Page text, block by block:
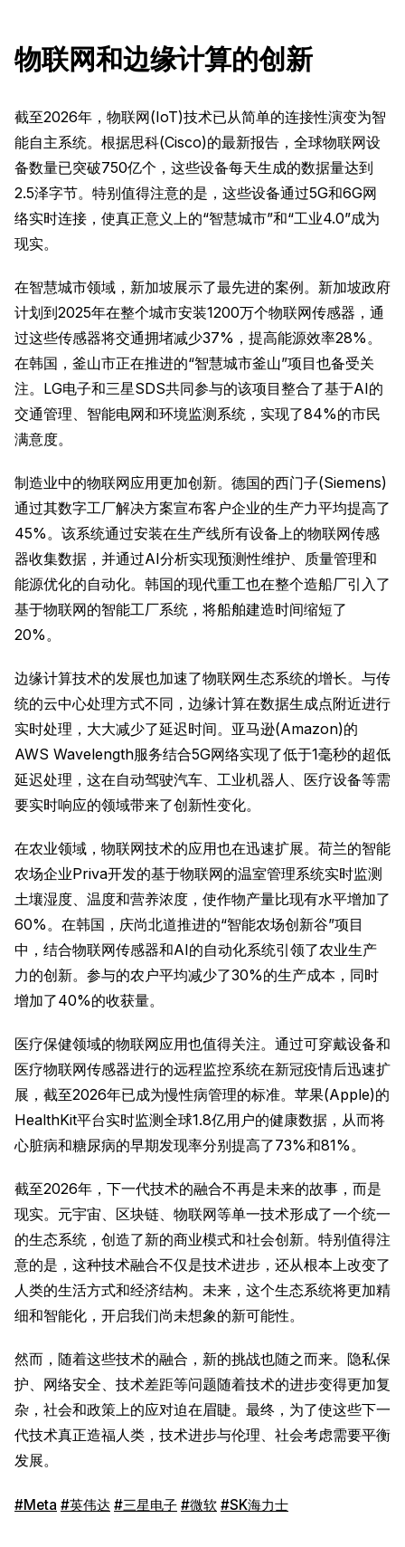
物联网和边缘计算的创新
截至2026年，物联网(IoT)技术已从简单的连接性演变为智
能自主系统。根据思科(Cisco)的最新报告，全球物联网设
备数量已突破750亿个，这些设备每天生成的数据量达到
2.5泽字节。特别值得注意的是，这些设备通过5G和6G网
络实时连接，使真正意义上的“智慧城市”和“工业4.0”成为
现实。
在智慧城市领域，新加坡展示了最先进的案例。新加坡政府
计划到2025年在整个城市安装1200万个物联网传感器，通
过这些传感器将交通拥堵减少37%，提高能源效率28%。
在韩国，釜山市正在推进的“智慧城市釜山”项目也备受关
注。LG电子和三星SDS共同参与的该项目整合了基于AI的
交通管理、智能电网和环境监测系统，实现了84%的市民
满意度。
制造业中的物联网应用更加创新。德国的西门子(Siemens)
通过其数字工厂解决方案宣布客户企业的生产力平均提高了
45%。该系统通过安装在生产线所有设备上的物联网传感
器收集数据，并通过AI分析实现预测性维护、质量管理和
能源优化的自动化。韩国的现代重工也在整个造船厂引入了
基于物联网的智能工厂系统，将船舶建造时间缩短了
20%。
边缘计算技术的发展也加速了物联网生态系统的增长。与传
统的云中心处理方式不同，边缘计算在数据生成点附近进行
实时处理，大大减少了延迟时间。亚马逊(Amazon)的
AWS Wavelength服务结合5G网络实现了低于1毫秒的超低
延迟处理，这在自动驾驶汽车、工业机器人、医疗设备等需
要实时响应的领域带来了创新性变化。
在农业领域，物联网技术的应用也在迅速扩展。荷兰的智能
农场企业Priva开发的基于物联网的温室管理系统实时监测
土壤湿度、温度和营养浓度，使作物产量比现有水平增加了
60%。在韩国，庆尚北道推进的“智能农场创新谷”项目
中，结合物联网传感器和AI的自动化系统引领了农业生产
力的创新。参与的农户平均减少了30%的生产成本，同时
增加了40%的收获量。
医疗保健领域的物联网应用也值得关注。通过可穿戴设备和
医疗物联网传感器进行的远程监控系统在新冠疫情后迅速扩
展，截至2026年已成为慢性病管理的标准。苹果(Apple)的
HealthKit平台实时监测全球1.8亿用户的健康数据，从而将
心脏病和糖尿病的早期发现率分别提高了73%和81%。
截至2026年，下一代技术的融合不再是未来的故事，而是
现实。元宇宙、区块链、物联网等单一技术形成了一个统一
的生态系统，创造了新的商业模式和社会创新。特别值得注
意的是，这种技术融合不仅是技术进步，还从根本上改变了
人类的生活方式和经济结构。未来，这个生态系统将更加精
细和智能化，开启我们尚未想象的新可能性。
然而，随着这些技术的融合，新的挑战也随之而来。隐私保
护、网络安全、技术差距等问题随着技术的进步变得更加复
杂，社会和政策上的应对迫在眉睫。最终，为了使这些下一
代技术真正造福人类，技术进步与伦理、社会考虑需要平衡
发展。
#Meta #英伟达 #三星电子 #微软 #SK海力士